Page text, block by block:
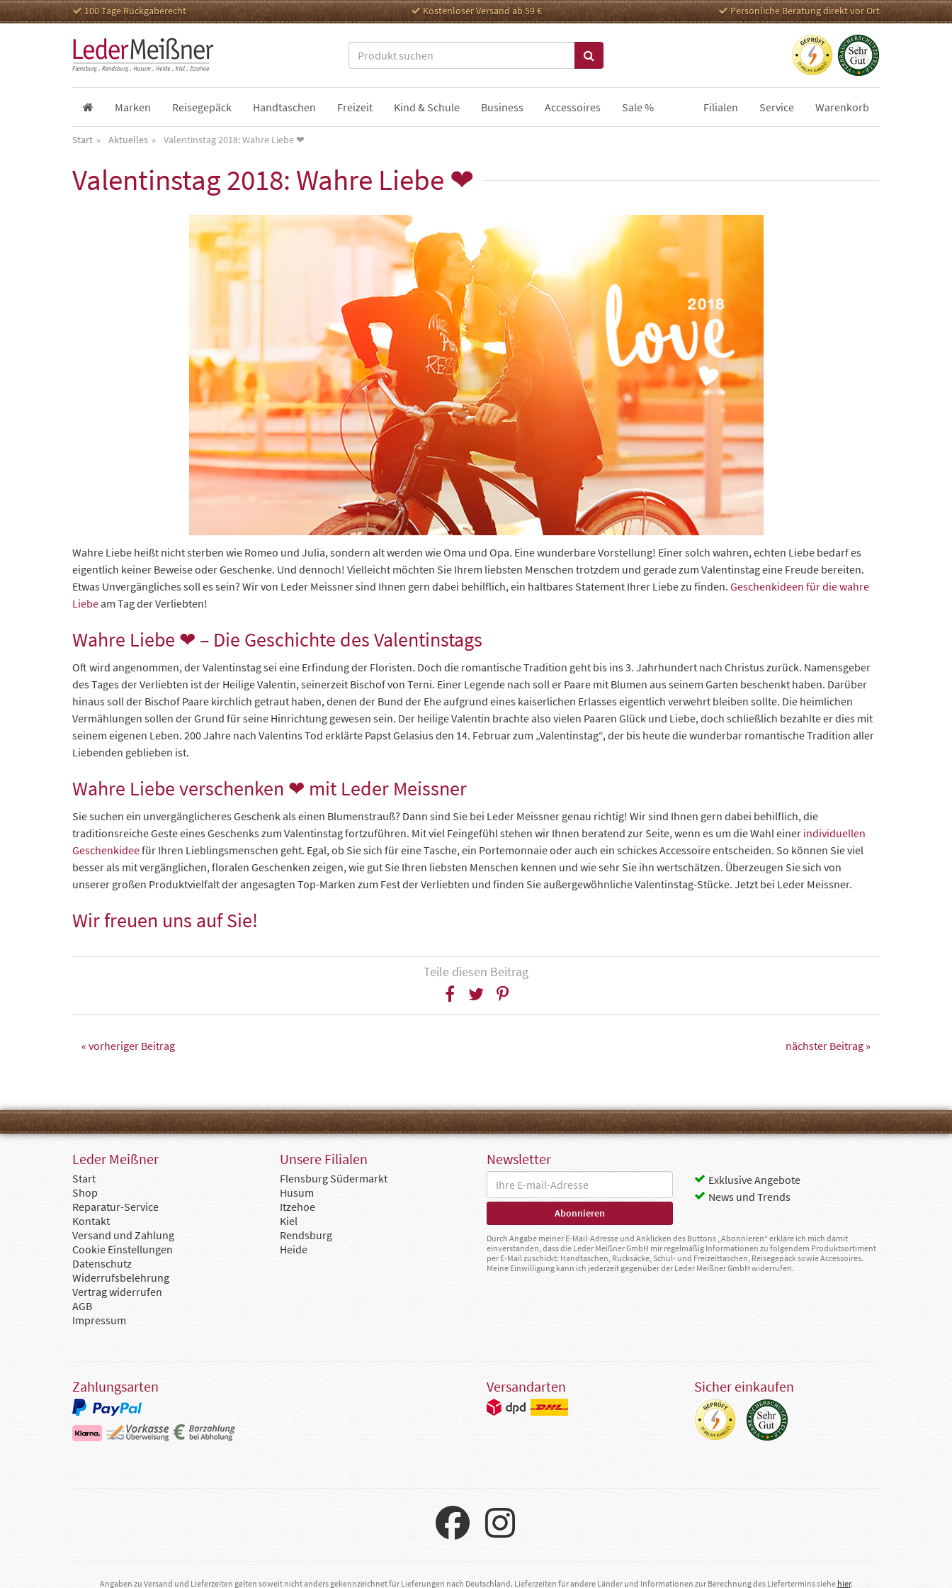
100 Tage Rückgaberecht Kostenloser Versand ab 59 € Persönliche Beratung direkt vor Ort
Marken Reisegepäck Handtaschen Freizeit Kind & Schule Business Accessoires Sale % Filialen Service Warenkorb
Start Aktuelles Valentinstag 2018: Wahre Liebe ❤
Valentinstag 2018: Wahre Liebe ❤
Wahre Liebe heißt nicht sterben wie Romeo und Julia, sondern alt werden wie Oma und Opa. Eine wunderbare Vorstellung! Einer solch wahren, echten Liebe bedarf es
eigentlich keiner Beweise oder Geschenke. Und dennoch! Vielleicht möchten Sie Ihrem liebsten Menschen trotzdem und gerade zum Valentinstag eine Freude bereiten.
Etwas Unvergängliches soll es sein? Wir von Leder Meissner sind Ihnen gern dabei behilflich, ein haltbares Statement Ihrer Liebe zu finden. Geschenkideen für die wahre
Liebeam Tag der Verliebten!
Wahre Liebe ❤ – Die Geschichte des Valentinstags
Oft wird angenommen, der Valentinstag sei eine Erfindung der Floristen. Doch die romantische Tradition geht bis ins 3. Jahrhundert nach Christus zurück. Namensgeber
des Tages der Verliebten ist der Heilige Valentin, seinerzeit Bischof von Terni. Einer Legende nach soll er Paare mit Blumen aus seinem Garten beschenkt haben. Darüber
hinaus soll der Bischof Paare kirchlich getraut haben, denen der Bund der Ehe aufgrund eines kaiserlichen Erlasses eigentlich verwehrt bleiben sollte. Die heimlichen
Vermählungen sollen der Grund für seine Hinrichtung gewesen sein. Der heilige Valentin brachte also vielen Paaren Glück und Liebe, doch schließlich bezahlte er dies mit
seinem eigenen Leben. 200 Jahre nach Valentins Tod erklärte Papst Gelasius den 14. Februar zum „Valentinstag“, der bis heute die wunderbar romantische Tradition aller
Liebenden geblieben ist.
Wahre Liebe verschenken ❤ mit Leder Meissner
Sie suchen ein unvergänglicheres Geschenk als einen Blumenstrauß? Dann sind Sie bei Leder Meissner genau richtig! Wir sind Ihnen gern dabei behilflich, die
traditionsreiche Geste eines Geschenks zum Valentinstag fortzuführen. Mit viel Feingefühl stehen wir Ihnen beratend zur Seite, wenn es um die Wahl einer individuellen
Geschenkideefür Ihren Lieblingsmenschen geht. Egal, ob Sie sich für eine Tasche, ein Portemonnaie oder auch ein schickes Accessoire entscheiden. So können Sie viel
besser als mit vergänglichen, floralen Geschenken zeigen, wie gut Sie Ihren liebsten Menschen kennen und wie sehr Sie ihn wertschätzen. Überzeugen Sie sich von
unserer großen Produktvielfalt der angesagten Top-Marken zum Fest der Verliebten und finden Sie außergewöhnliche Valentinstag-Stücke. Jetzt bei Leder Meissner.
Wir freuen uns auf Sie!
Teile diesen Beitrag
« vorheriger Beitrag nächster Beitrag »
Leder Meißner
Start
Shop
Reparatur-Service
Kontakt
Versand und Zahlung
Cookie Einstellungen
Datenschutz
Widerrufsbelehrung
Vertrag widerrufen
AGB
Impressum
Unsere Filialen
Flensburg Südermarkt
Husum
Itzehoe
Kiel
Rendsburg
Heide
Newsletter
Exklusive Angebote
News und Trends
Durch Angabe meiner E-Mail-Adresse und Anklicken des Buttons „Abonnieren“ erkläre ich mich damit
einverstanden, dass die Leder Meißner GmbH mir regelmäßig Informationen zu folgendem Produktsortiment
per E-Mail zuschickt: Handtaschen, Rucksäcke, Schul- und Freizeittaschen, Reisegepäck sowie Accessoires.
Meine Einwilligung kann ich jederzeit gegenüber der Leder Meißner GmbH widerrufen.
Zahlungsarten Versandarten Sicher einkaufen
Angaben zu Versand und Lieferzeiten gelten soweit nicht anders gekennzeichnet für Lieferungen nach Deutschland. Lieferzeiten für andere Länder und Informationen zur Berechnung des Liefertermins siehe hier.